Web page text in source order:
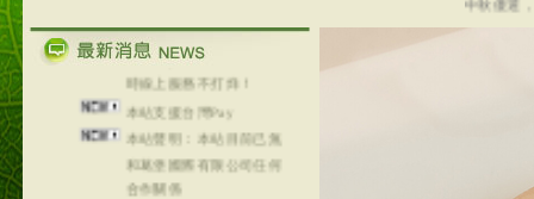
中秋優選，大
Line@aphrodite2020 24小
時線上服務不打烊！
本站支援台灣Pay
本站聲明：本站目前已無
和葛堡國際有限公司任何
合作關係
本站支援支付宝